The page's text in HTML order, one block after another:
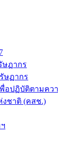
ษฏากร
ษฏากร
ปฏิบัติตามคว
ชาติ (คสช.)